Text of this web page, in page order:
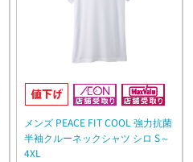
メンズ PEACE FIT COOL 強力抗菌
半袖クルーネックシャツ シロ S～
4XL